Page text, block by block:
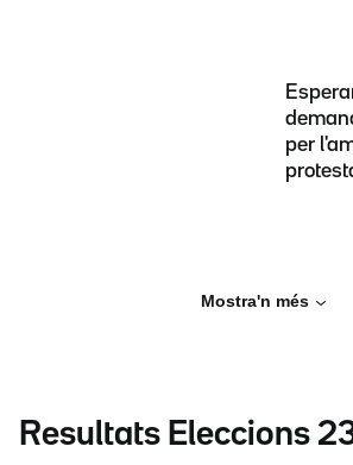
per
Mostra'n més
Resultats Eleccions